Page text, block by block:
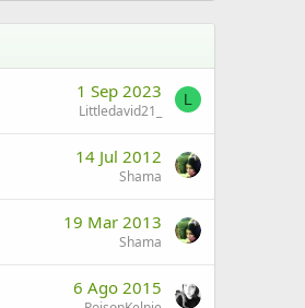
1 Sep 2023
Littledavid21_
L
14 Jul 2012
Shama
19 Mar 2013
Shama
6 Ago 2015